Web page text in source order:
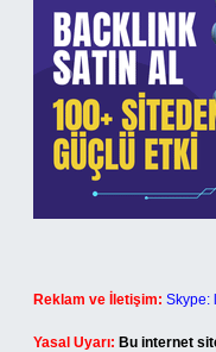
Reklam ve İletişim: Skype:
Yasal Uyarı: Bu internet